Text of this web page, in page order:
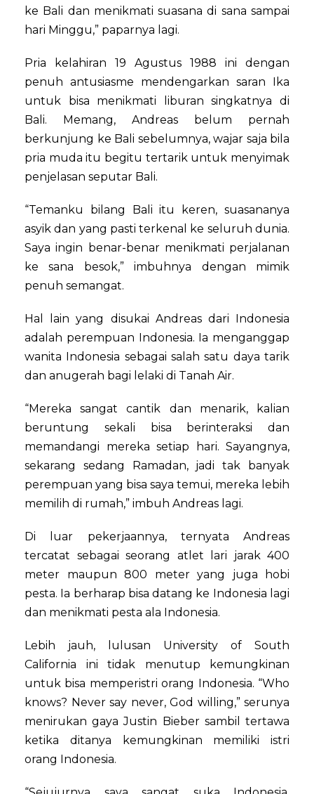
ke Bali dan menikmati suasana di sana sampai
hari Minggu,” paparnya lagi.
Pria kelahiran 19 Agustus 1988 ini dengan
penuh antusiasme mendengarkan saran Ika
untuk bisa menikmati liburan singkatnya di
Bali. Memang, Andreas belum pernah
berkunjung ke Bali sebelumnya, wajar saja bila
pria muda itu begitu tertarik untuk menyimak
penjelasan seputar Bali.
“Temanku bilang Bali itu keren, suasananya
asyik dan yang pasti terkenal ke seluruh dunia.
Saya ingin benar-benar menikmati perjalanan
ke sana besok,” imbuhnya dengan mimik
penuh semangat.
Hal lain yang disukai Andreas dari Indonesia
adalah perempuan Indonesia. Ia menganggap
wanita Indonesia sebagai salah satu daya tarik
dan anugerah bagi lelaki di Tanah Air.
“Mereka sangat cantik dan menarik, kalian
beruntung sekali bisa berinteraksi dan
memandangi mereka setiap hari. Sayangnya,
sekarang sedang Ramadan, jadi tak banyak
perempuan yang bisa saya temui, mereka lebih
memilih di rumah,” imbuh Andreas lagi.
Di luar pekerjaannya, ternyata Andreas
tercatat sebagai seorang atlet lari jarak 400
meter maupun 800 meter yang juga hobi
pesta. Ia berharap bisa datang ke Indonesia lagi
dan menikmati pesta ala Indonesia.
Lebih jauh, lulusan University of South
California ini tidak menutup kemungkinan
untuk bisa memperistri orang Indonesia. “Who
knows? Never say never, God willing,” serunya
menirukan gaya Justin Bieber sambil tertawa
ketika ditanya kemungkinan memiliki istri
orang Indonesia.